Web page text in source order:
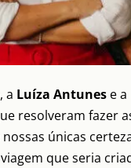
, a Luíza Antunes e a
resolveram fazer
únicas
que seria